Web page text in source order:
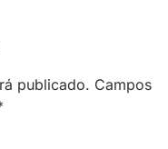
publicado. Campos